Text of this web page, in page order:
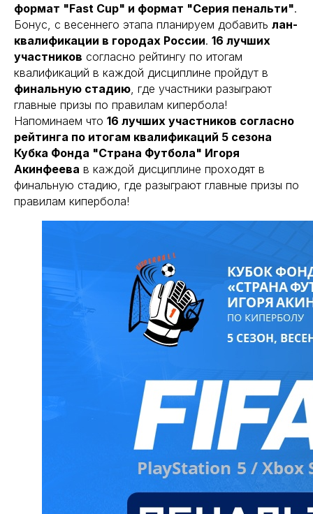
формат "Fast Cup" и формат "Серия пенальти".
Бонус, с весеннего этапа планируем добавить лан-
квалификации в городах России. 16 лучших
участников согласно рейтингу по итогам
квалификаций в каждой дисциплине пройдут в
финальную стадию, где участники разыграют
главные призы по правилам кипербола!
Напоминаем что 16 лучших участников согласно
рейтинга по итогам квалификаций 5 сезона
Кубка Фонда "Страна Футбола" Игоря
Акинфеева в каждой дисциплине проходят в
финальную стадию, где разыграют главные призы по
правилам кипербола!